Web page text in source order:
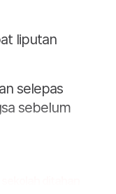
liputan
selepas
sebelum